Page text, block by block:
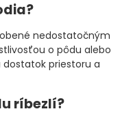
nedostatočným
o pôdu alebo
priestoru a
ríbezlí?